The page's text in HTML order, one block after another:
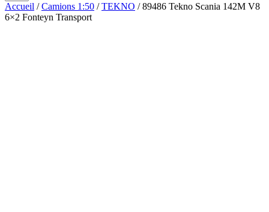
Accueil /Camions 1:50 /TEKNO / 89486 Tekno Scania 142M V8
6×2 Fonteyn Transport